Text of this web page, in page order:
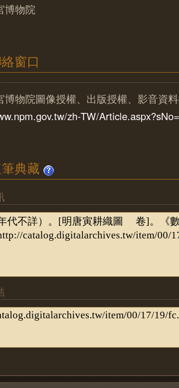
博物院
窗口
博物院圖像授權、出版授權、影音資
zh-TW/
筆典藏